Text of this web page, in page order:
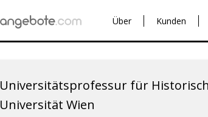
Über Kunden
Universitätsprofessur für
Universität Wien